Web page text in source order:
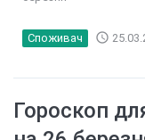
Споживач access_time
Гороскоп